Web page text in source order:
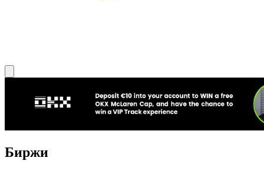
Биржи